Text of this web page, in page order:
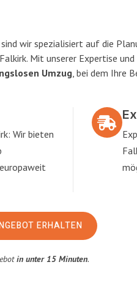
wir spezialisiert auf die
Mit unserer Expertise
Umzug, bei dem Ihre
Wir bieten
ERHALTEN
in unter 15 Minuten.